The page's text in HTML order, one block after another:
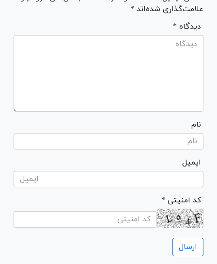
علامت‌گذاری شده‌اند *
* دیدگاه
نام
ایمیل
* کد امنیتی